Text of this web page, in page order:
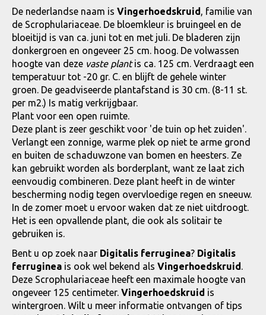
De nederlandse naam is Vingerhoedskruid, familie van
de Scrophulariaceae. De bloemkleur is bruingeel en de
bloeitijd is van ca. juni tot en met juli. De bladeren zijn
donkergroen en ongeveer 25 cm. hoog. De volwassen
hoogte van deze vaste plantis ca. 125 cm. Verdraagt een
temperatuur tot -20 gr. C. en blijft de gehele winter
groen. De geadviseerde plantafstand is 30 cm. (8-11 st.
per m2.) Is matig verkrijgbaar.
Plant voor een open ruimte.
Deze plant is zeer geschikt voor 'de tuin op het zuiden'.
Verlangt een zonnige, warme plek op niet te arme grond
en buiten de schaduwzone van bomen en heesters. Ze
kan gebruikt worden als borderplant, want ze laat zich
eenvoudig combineren. Deze plant heeft in de winter
bescherming nodig tegen overvloedige regen en sneeuw.
In de zomer moet u ervoor waken dat ze niet uitdroogt.
Het is een opvallende plant, die ook als solitair te
gebruiken is.
Bent u op zoek naar Digitalis ferruginea? Digitalis
ferruginea is ook wel bekend als Vingerhoedskruid.
Deze Scrophulariaceae heeft een maximale hoogte van
ongeveer 125 centimeter. Vingerhoedskruid is
wintergroen. Wilt u meer informatie ontvangen of tips